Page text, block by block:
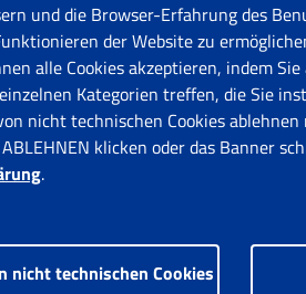
und die Browser-Erfahrung des
der Website zu
alle Cookies akzeptieren, indem Sie
Kategorien treffen, die Sie
nicht technischen Cookies
klicken oder das Banner
.
nicht technischen Cookies